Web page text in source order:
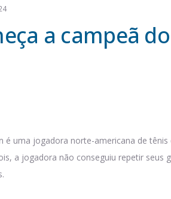
a campeã
é uma jogadora norte-americana de
a jogadora não conseguiu repetir seus